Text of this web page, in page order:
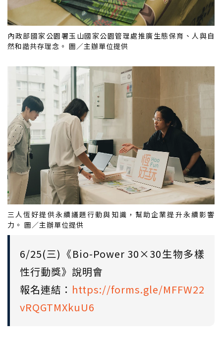
內政部國家公園署玉山國家公園管理處推廣生態保育、人與自
然和諧共存理念。 圖／主辦單位提供
三人恆好提供永續議題行動與知識，幫助企業提升永續影響
力。 圖／主辦單位提供
6/25(三)《Bio-Power 30×30生物多樣
性行動獎》說明會
報名連結： https://forms.gle/MFFW22
vRQGTMXkuU6